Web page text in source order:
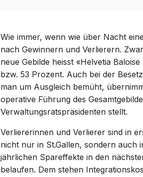
Wie immer, wenn wie über Nacht
nach Gewinnern und Verlierern.
neue Gebilde heisst «Helvetia
bzw. 53 Prozent. Auch bei der
man um Ausgleich bemüht,
operative Führung des
Verwaltungsratspräsidenten stellt.
Verliererinnen und Verlierer sind in
nicht nur in St.Gallen, sondern auch
jährlichen Spareffekte in den
belaufen. Dem stehen